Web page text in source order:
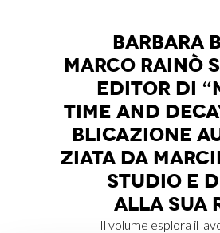
BAR­BA­RA
MAR­CO RAI­NÒ
EDI­TOR DI
TIME AND
BLI­CA­ZIO­NE
ZIA­TA DA
STU­DIO E
ALLA SUA
Il volume esplora il